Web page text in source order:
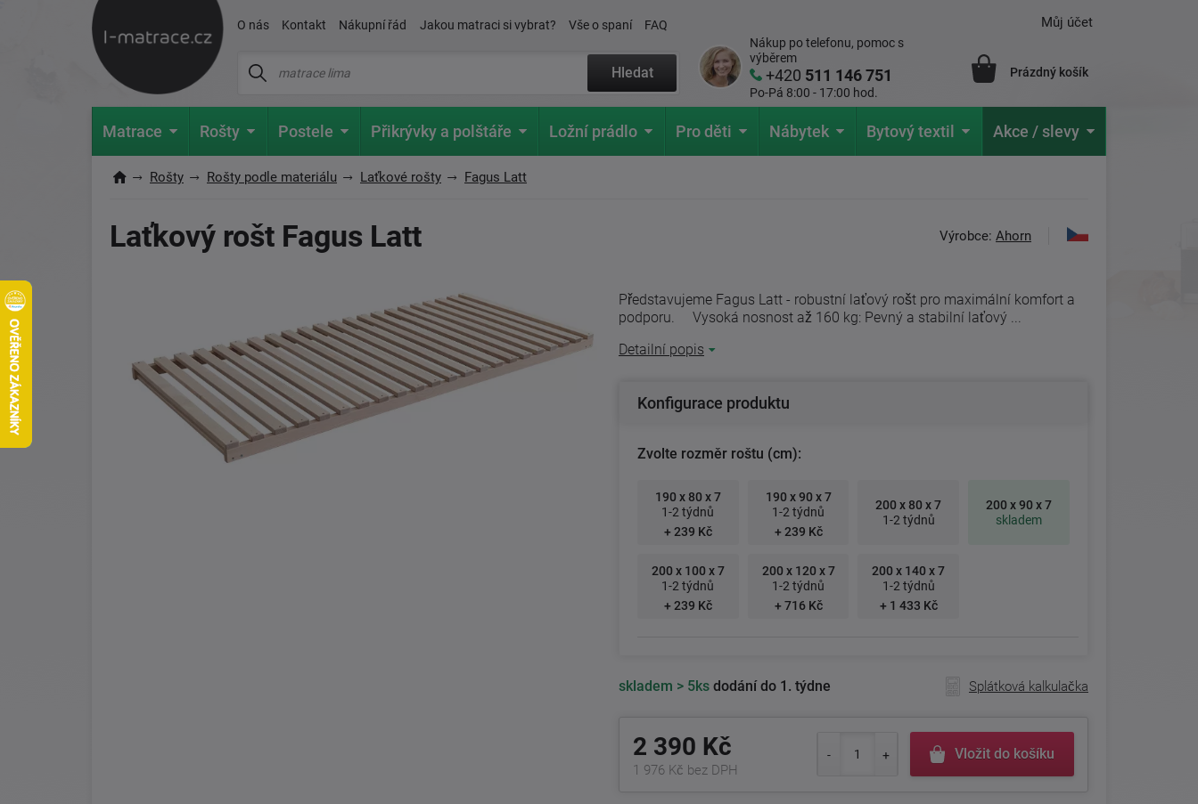
O nás Kontakt Nákupní řád Jakou matraci si vybrat? Vše o spaní FAQ
Hledat
Nákup po telefonu, pomoc s
výběrem
+420 511 146 751
Po-Pá 8:00 - 17:00 hod.
Můj účet
Prázdný košík
Matrace Rošty Postele Přikrývky a polštáře Ložní prádlo Pro děti Nábytek Bytový textil Akce / slevy
Rošty Rošty podle materiálu Laťkové rošty Fagus Latt
Laťkový rošt Fagus Latt Výrobce:Ahorn
Představujeme Fagus Latt - robustní laťový rošt pro maximální komfort a
podporu. Vysoká nosnost až 160 kg: Pevný a stabilní laťový ...
Detailní popis
Konfigurace produktu
Zvolte rozměr roštu (cm):
190 x 80 x 7
1-2 týdnů
+ 239 Kč
190 x 90 x 7
1-2 týdnů
+ 239 Kč
200 x 80 x 7
1-2 týdnů
200 x 90 x 7
skladem
200 x 100 x 7
1-2 týdnů
+ 239 Kč
200 x 120 x 7
1-2 týdnů
+ 716 Kč
200 x 140 x 7
1-2 týdnů
+ 1 433 Kč
skladem > 5ksdodání do 1. týdne Splátková kalkulačka
2 390 Kč
1 976 Kč bez DPH
Vložit do košíku